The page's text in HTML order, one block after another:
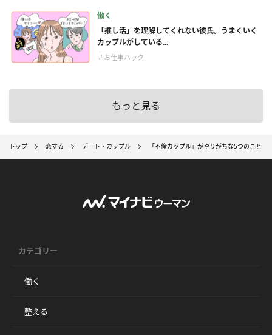
働く
「推し活」を理解してくれない彼氏。うまくいく
カップルがしている...
＃お仕事ハック
もっと見る
トップ 恋する デート・カップル 「不倫カップル」がやりがちな5つのこと
カテゴリー
働く
整える